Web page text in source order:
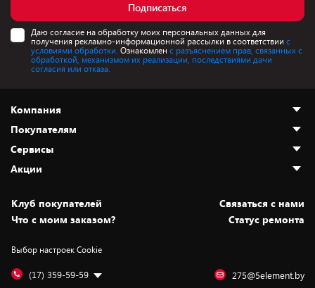
Подписаться
Даю согласие на обработку моих персональных данных для
получения рекламно-информационной рассылки в соответствии с
условиями обработки. Ознакомлен с разъяснением прав, связанных с
обработкой, механизмом их реализации, последствиями дачи
согласия или отказа.
Компания
О нас
Адреса магазинов
Новости
Статьи и обзоры
Вакансии
Дай пять добру!
Покупателям
Как сделать заказ
Оплата и доставка
Безналичный расчёт
Обмен и возврат товара
Обработка персональных данных
Подарочные карты
Сервисы
Установка техники
Для игровых консолей
Для мобильных устройств
Для компьютеров
Акции
Скидки и промокоды
Белорусские товары
Бонусы
Оплата частями
Клуб покупателей
Cвязаться с нами
Что с моим заказом?
Статус ремонта
Выбор настроек Cookie
(17) 359-59-59 275@5element.by